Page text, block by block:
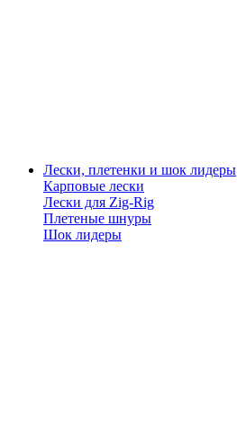
Лески, плетенки и шок лидеры
Карповые лески
Лески для Zig-Rig
Плетеные шнуры
Шок лидеры